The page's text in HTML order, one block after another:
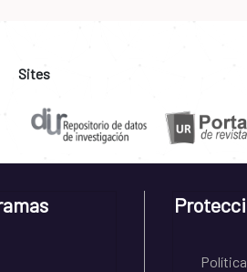
Sites